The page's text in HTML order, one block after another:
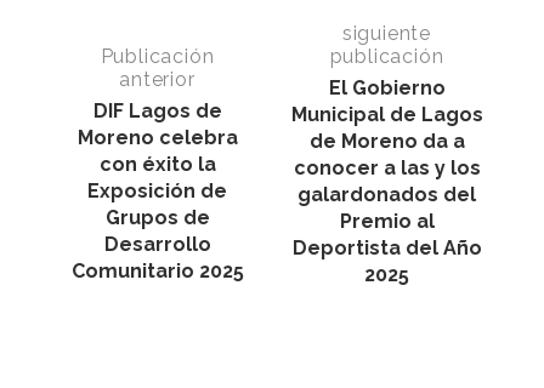
Publicación
anterior
DIF Lagos de
Moreno celebra
con éxito la
Exposición de
Grupos de
Desarrollo
Comunitario 2025
siguiente
publicación
El Gobierno
Municipal de Lagos
de Moreno da a
conocer a las y los
galardonados del
Premio al
Deportista del Año
2025